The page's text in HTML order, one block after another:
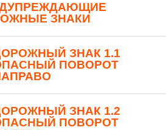
ЗНАКИ
ЗНАК 1.1
ПОВОРОТ
ЗНАК 1.2
ПОВОРОТ